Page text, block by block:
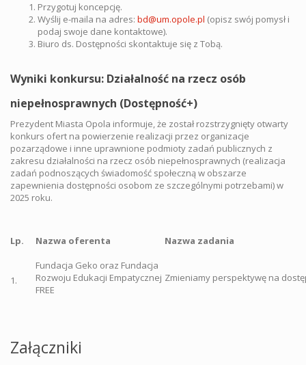
Przygotuj koncepcję.
Wyślij e-maila na adres: bd@um.opole.pl (opisz swój pomysł i
podaj swoje dane kontaktowe).
Biuro ds. Dostępności skontaktuje się z Tobą.
Wyniki konkursu: Działalność na rzecz osób
niepełnosprawnych (Dostępność+)
Prezydent Miasta Opola informuje, że został rozstrzygnięty otwarty
konkurs ofert na powierzenie realizacji przez organizacje
pozarządowe i inne uprawnione podmioty zadań publicznych z
zakresu działalności na rzecz osób niepełnosprawnych (realizacja
zadań podnoszących świadomość społeczną w obszarze
zapewnienia dostępności osobom ze szczególnymi potrzebami) w
2025 roku.
Lp. Nazwa oferenta Nazwa zadania
1.
Fundacja Geko oraz Fundacja
Rozwoju Edukacji Empatycznej
FREE
Zmieniamy perspektywę na
Załączniki